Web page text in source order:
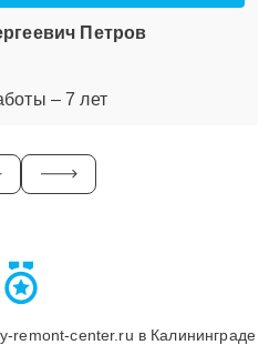
Петров
– 7 лет
remont-center.ru в Калининграде